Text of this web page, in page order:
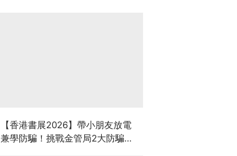
【香港書展2026】帶小朋友放電
兼學防騙！挑戰金管局2大防騙遊